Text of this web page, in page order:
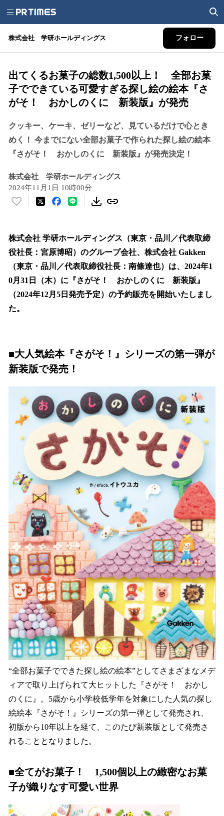
株式会社 学研ホールディングス フォロー
出てくるお菓子の総数1,500以上！ 全部お菓
子でできている可愛すぎる探し絵の絵本『さ
がそ！ おかしのくに 新装版』が発売
クッキー、ケーキ、ゼリーなど、見ているだけで心とき
めく！ 今までにない全部お菓子で作られた探し絵の絵本
『さがそ！ おかしのくに 新装版』が発売決定！
株式会社 学研ホールディングス
2024年11月1日 10時00分
い
！
数
を
読
み
込
中
株式会社 学研ホールディングス（東京・品川／代表取締
役社長：宮原博昭）のグループ会社、株式会社 Gakken
（東京・品川／代表取締役社長：南條達也）は、2024年1
0月31日（木）に『さがそ！ おかしのくに 新装版』
（2024年12月5日発売予定）の予約販売を開始いたしまし
た。
■大人気絵本『さがそ！』シリーズの第一弾が
新装版で発売！
“全部お菓子でできた探し絵の絵本”としてさまざまなメデ
ィアで取り上げられて大ヒットした『さがそ！ おかし
のくに』。5歳から小学校低学年を対象にした人気の探し
絵絵本『さがそ！』シリーズの第一弾として発売され、
初版から10年以上を経て、このたび新装版として発売さ
れることとなりました。
■全てがお菓子！ 1,500個以上の緻密なお菓
子が織りなす可愛い世界